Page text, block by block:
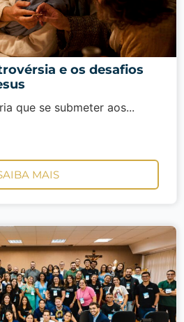
e os desafios
que se submeter aos...
MAIS